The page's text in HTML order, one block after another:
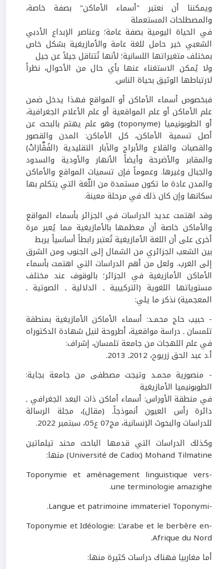
ويمكننا أن نعتبر "أسماء الأماكن" بصفة خاصة،
والمصطلحات المستعملة
في الحياة اليومية بصفة عامة؛ وعناصر الإبداع الأدبي
الشعبي خير حامل للغة عامة والأمازيغية بشكل خاص
بمختلف متغيراتها اللسانية؛ لأنها تُتناقل جيلاً عن جيل
ولا يُمكن الاستغناء عنها بأي حال من الأحوال، نظراً
لارتباطها الوثيق بحياة الناس.
فبخصوص أسماء الأماكن أو المواقع فهذا يدخل ضمن
علم الأماكن أو علم المواقعية أو علم الأعلام الجغرافية،
أو الطوبونيميا (toponyme) وهو علم يهتم بالبحث عن
أصل تسمية الأماكن، كل الأماكن: المدن والقصور
والقصبات والقلاع والأبراج والآبار التقليدية (الفُڤَّارَاتْ)
والمقابر والأضرحة وأيضاً الأنهار والأودية والسدود
والجبال وغيرها. وعموماً فإن تسميات المواقع والأماكن
والمدن عادة ما تكون مستمدة من اللّغة التي يتكلم بها
سكانها وإن كان ذلك في مرحلة معينة.
وقد اهتمت عديد الدراسات في الجزائر بأسماء المواقع
والأماكن خاصة أن معظمها بالأمازيغية مما يُعبر مرة
أخرى على أن اللغة الأمازيغية تُعتبر رابطاً أساسياً يربط
بين الشعب الجزائري من الشمال إلى الجنوب ومن الشرق
إلى الغرب. ولعل من أهم الدراسات التي اهتمت بأسماء
الأماكن الأمازيغية في الجزائر؛ بالوقوف عند مختلف
مستوياتها اللغوية (التركيبية ـ الدلالية ـ الصوتية ـ
المعجمية) نذكر ما يلي:
- حبيب حاج محمـد: أسماء الأماكن الأمازيغية بمنطقة
تلمسان ـ دراسة مواقعية، أطروحة لنيل شهادة الدكتوراه
في علم اللهجات من جامعة تلمسان، إشراف:
أ.د عبد الحق زريوح، 2012ـ 2013.
- منصورية محمـد وتيجت مصطفى من جامعة بجاية:
الطوبونيميا الأمازيغية
في منطقة الأوراس: أسماء أماكن ذات البعد الجغرافي ـ
دائرة رأس العيون أنموذجاًـ (مقال)، مجلة الرسالة
للدراسات والبحوث الإنسانية، مج07ع05، سبتمبر 2022
.
وكذلك الدراسات التي قدمها الباحث محند تيلماتين
Mohand Tilmatine
(
Université de Cadix
) منها:
-
Toponymie et aménagement linguistique vers
une terminologie amazighe.
-
Langue et patrimoine immateriel Toponymi.
-
Toponymie et Idéologie: L’arabe et le berbère en
Afrique du Nord.
أما مغاربيا فهناك دراسات كثيرة منها: